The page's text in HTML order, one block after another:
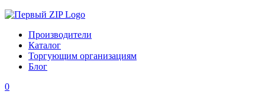
Производители
Каталог
Торгующим организациям
Блог
0